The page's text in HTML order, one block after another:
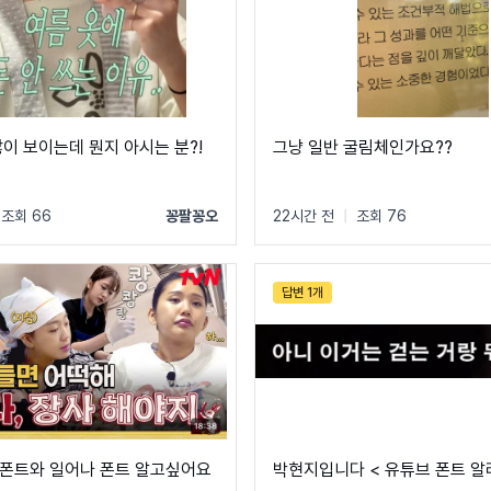
보이는데 뭔지 아시는 분?!
조회 66 꽁팔꽁오
그냥 일반 굴림체인가요??
22시간 전 조회 76
트와 일어나 폰트 알고싶어요
답변 1개
박현지입니다 < 유튜브 폰트 알